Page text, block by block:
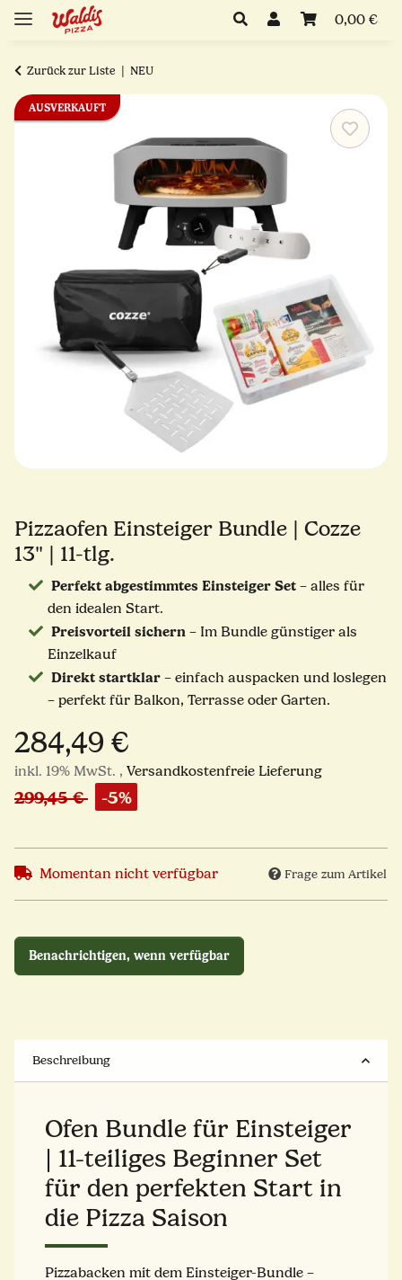
0,00 €
Zurück zur Liste NEU
AUSVERKAUFT
Pizzaofen Einsteiger Bundle | Cozze
13" | 11-tlg.
Perfekt abgestimmtes Einsteiger Set– alles für
den idealen Start.
Preisvorteil sichern– Im Bundle günstiger als
Einzelkauf
Direkt startklar– einfach auspacken und loslegen
– perfekt für Balkon, Terrasse oder Garten.
284,49 €
inkl. 19% MwSt. , Versandkostenfreie Lieferung
299,45 € -5%
Momentan nicht verfügbar Frage zum Artikel
Benachrichtigen, wenn verfügbar
Beschreibung
Ofen Bundle für Einsteiger
| 11-teiliges Beginner Set
für den perfekten Start in
die Pizza Saison
Pizzabacken mit dem Einsteiger-Bundle –